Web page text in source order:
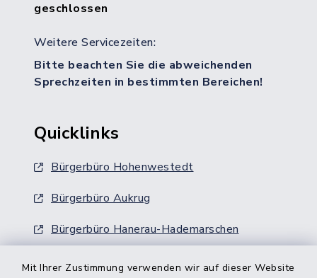
Mit Ihrer Zustimmung verwenden wir auf dieser Website
geschlossen
Weitere Servicezeiten:
Bitte beachten Sie die abweichenden
Sprechzeiten in bestimmten Bereichen!
Quicklinks
Bürgerbüro Hohenwestedt
Bürgerbüro Aukrug
Bürgerbüro Hanerau-Hademarschen
Nebenstelle Padenstedt